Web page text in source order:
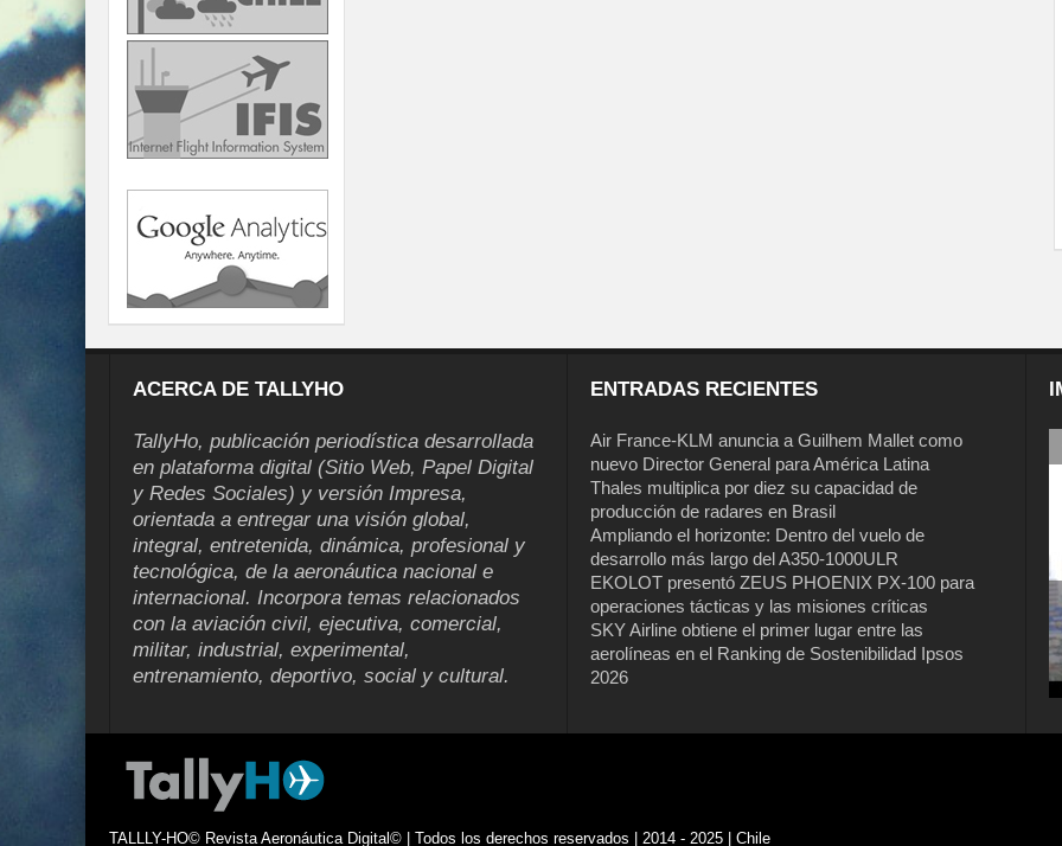
ACERCA DE TALLYHO
TallyHo, publicación periodística desarrollada
en plataforma digital (Sitio Web, Papel Digital
y Redes Sociales) y versión Impresa,
orientada a entregar una visión global,
integral, entretenida, dinámica, profesional y
tecnológica, de la aeronáutica nacional e
internacional. Incorpora temas relacionados
con la aviación civil, ejecutiva, comercial,
militar, industrial, experimental,
entrenamiento, deportivo, social y cultural.
ENTRADAS RECIENTES
Air France-KLM anuncia a Guilhem Mallet como
nuevo Director General para América Latina
Thales multiplica por diez su capacidad de
producción de radares en Brasil
Ampliando el horizonte: Dentro del vuelo de
desarrollo más largo del A350-1000ULR
EKOLOT presentó ZEUS PHOENIX PX-100 para
operaciones tácticas y las misiones críticas
SKY Airline obtiene el primer lugar entre las
aerolíneas en el Ranking de Sostenibilidad Ipsos
2026
TALLLY-HO© Revista Aeronáutica Digital© | Todos los derechos reservados | 2014 - 2025 | Chile